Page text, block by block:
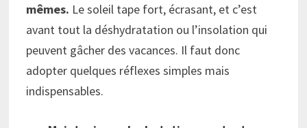
mêmes. Le soleil tape fort, écrasant, et c’est
avant tout la déshydratation ou l’insolation qui
peuvent gâcher des vacances. Il faut donc
adopter quelques réflexes simples mais
indispensables.